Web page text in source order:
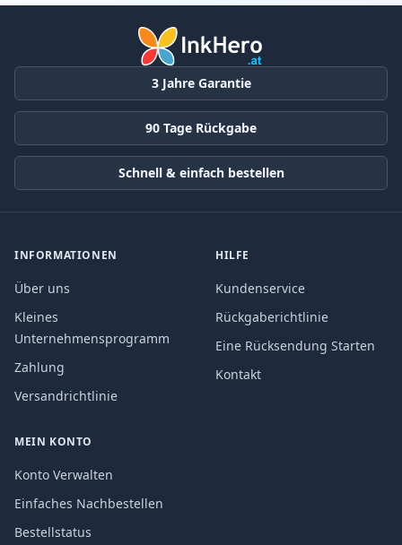
3 Jahre Garantie
90 Tage Rückgabe
Schnell & einfach bestellen
INFORMATIONEN
Über uns
Kleines
Unternehmensprogramm
Zahlung
Versandrichtlinie
HILFE
Kundenservice
Rückgaberichtlinie
Eine Rücksendung Starten
Kontakt
MEIN KONTO
Konto Verwalten
Einfaches Nachbestellen
Bestellstatus